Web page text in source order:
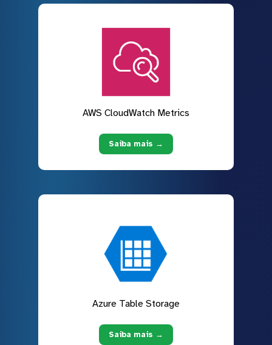
AWS CloudWatch Metrics
Saiba mais →
Azure Table Storage
Saiba mais →